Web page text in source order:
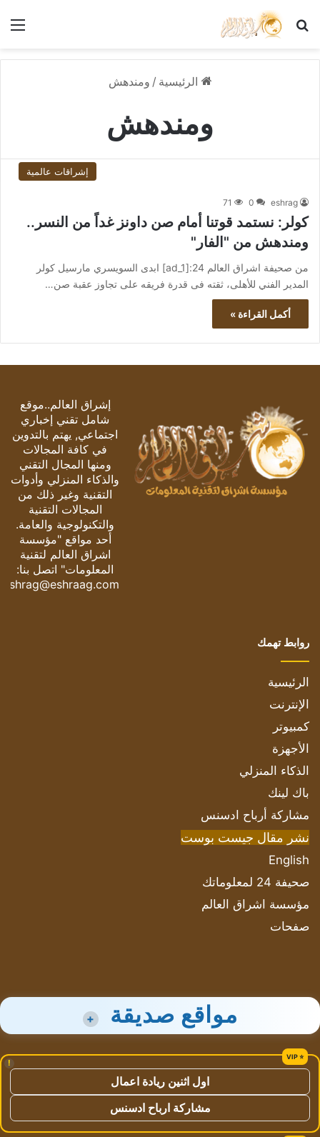
بحث عن
الرئيسية / ومندهش
ومندهش
إشراقات عالمية
eshrag
0
71
كولر: نستمد قوتنا أمام صن داونز غداً من النسر..
ومندهش من "الفار"
من صحيفة اشراق العالم 24:[ad_1] ابدى السويسري مارسيل كولر
المدير الفني للأهلى، ثقته فى قدرة فريقه على تجاوز عقبة صن…
أكمل القراءة »
إشراق العالم..موقع
شامل تقني إخباري
اجتماعي, يهتم بالتدوين
في كافة المجالات
ومنها المجال التقني
والذكاء المنزلي وأدوات
التقنية وغير ذلك من
المجالات التقنية
والتكنولوجية والعامة.
أحد مواقع "مؤسسة
اشراق العالم لتقنية
المعلومات" اتصل بنا:
eshrag@eshraag.com
روابط تهمك
الرئيسية
الإنترنت
كمبيوتر
الأجهزة
الذكاء المنزلي
باك لينك
مشاركة أرباح ادسنس
نشر مقال جيست بوست
English
صحيفة 24 لمعلوماتك
مؤسسة اشراق العالم
صفحات
مواقع صديقة +
!
اول اثنين ريادة اعمال
مشاركة ارباح ادسنس